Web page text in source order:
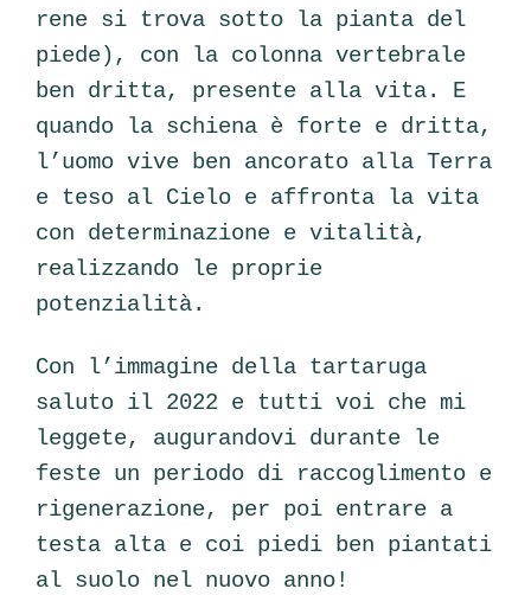
rene si trova sotto la pianta del
piede), con la colonna vertebrale
ben dritta, presente alla vita. E
quando la schiena è forte e dritta,
l’uomo vive ben ancorato alla Terra
e teso al Cielo e affronta la vita
con determinazione e vitalità,
realizzando le proprie
potenzialità.
Con l’immagine della tartaruga
saluto il 2022 e tutti voi che mi
leggete, augurandovi durante le
feste un periodo di raccoglimento e
rigenerazione, per poi entrare a
testa alta e coi piedi ben piantati
al suolo nel nuovo anno!